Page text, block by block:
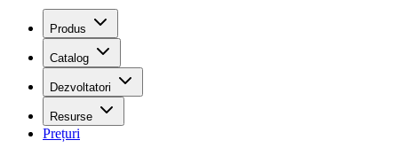
Produs
Catalog
Dezvoltatori
Resurse
Prețuri